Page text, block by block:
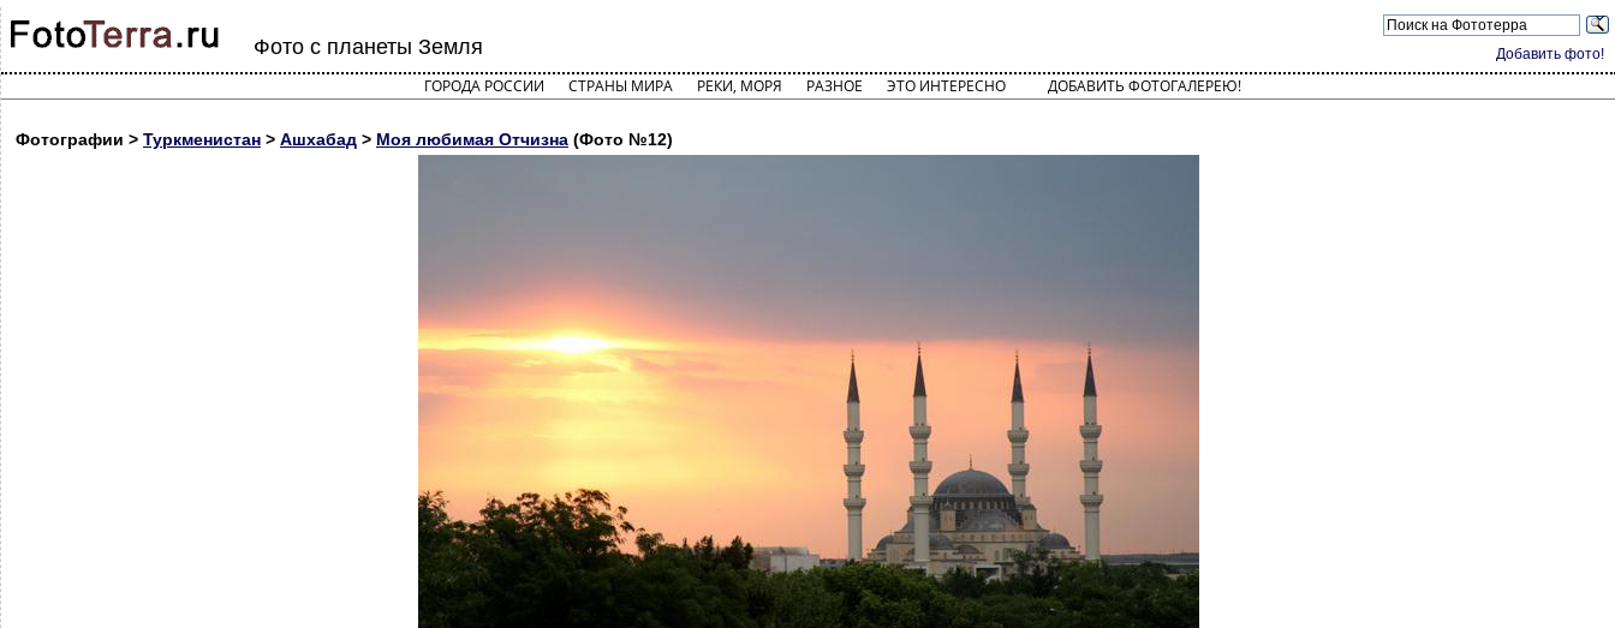
Добавить фото!
Фото с планеты Земля
ГОРОДА РОССИИ СТРАНЫ МИРА РЕКИ, МОРЯ РАЗНОЕ ЭТО ИНТЕРЕСНО ДОБАВИТЬ ФОТОГАЛЕРЕЮ!
Фотографии > Туркменистан > Ашхабад > Моя любимая Отчизна (Фото №12)